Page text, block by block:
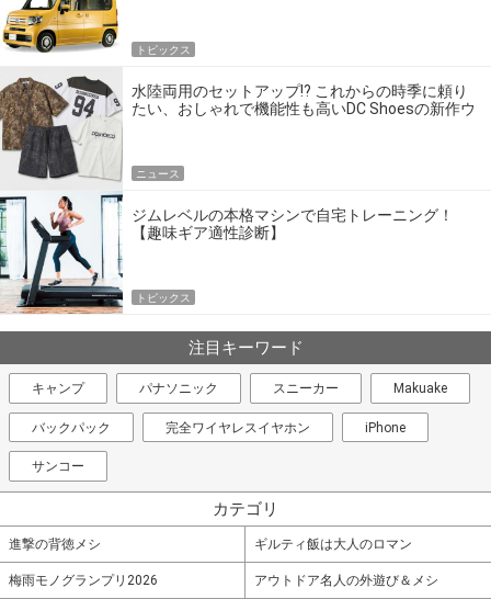
トピックス
水陸両用のセットアップ!? これからの時季に頼り
たい、おしゃれで機能性も高いDC Shoesの新作ウ
ニュース
ジムレベルの本格マシンで自宅トレーニング！
【趣味ギア適性診断】
トピックス
注目キーワード
キャンプ パナソニック スニーカー Makuake
バックパック 完全ワイヤレスイヤホン iPhone
サンコー
カテゴリ
進撃の背徳メシ ギルティ飯は大人のロマン
梅雨モノグランプリ2026 アウトドア名人の外遊び＆メシ